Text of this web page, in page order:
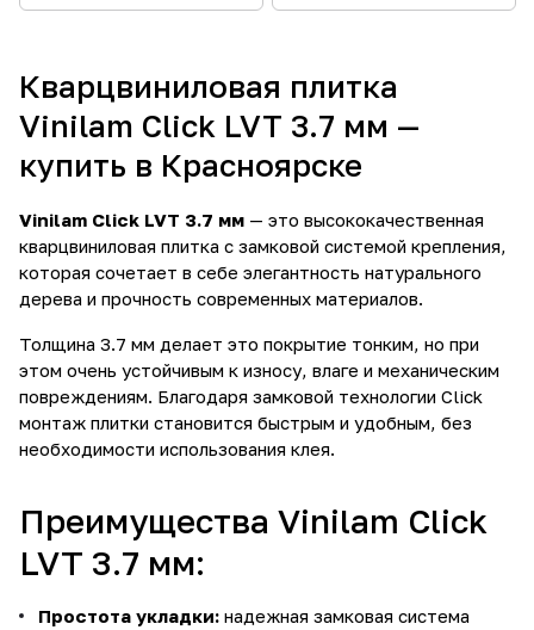
Кварцвиниловая плитка
Vinilam Click LVT 3.7 мм —
купить в Красноярске
Vinilam Click LVT 3.7 мм — это высококачественная
кварцвиниловая плитка с замковой системой крепления,
которая сочетает в себе элегантность натурального
дерева и прочность современных материалов.
Толщина 3.7 мм делает это покрытие тонким, но при
этом очень устойчивым к износу, влаге и механическим
повреждениям. Благодаря замковой технологии Click
монтаж плитки становится быстрым и удобным, без
необходимости использования клея.
Преимущества Vinilam Click
LVT 3.7 мм:
Простота укладки: надежная замковая система